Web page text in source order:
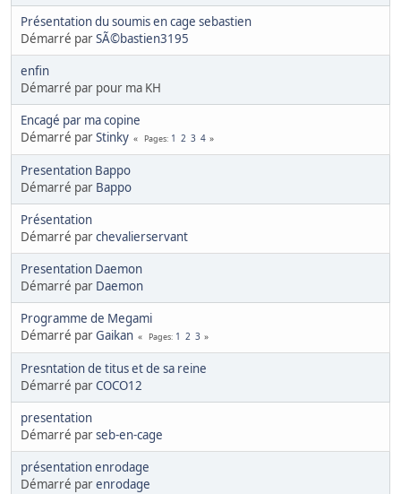
Présentation du soumis en cage sebastien
Démarré parSÃ©bastien3195
enfin
Démarré par pour ma KH
Encagé par ma copine
Démarré parStinky Pages 1 2 3 4
Presentation Bappo
Démarré par Bappo
Présentation
Démarré parchevalierservant
Presentation Daemon
Démarré par Daemon
Programme de Megami
Démarré parGaikan Pages 1 2 3
Presntation de titus et de sa reine
Démarré parCOCO12
presentation
Démarré parseb-en-cage
présentation enrodage
Démarré parenrodage